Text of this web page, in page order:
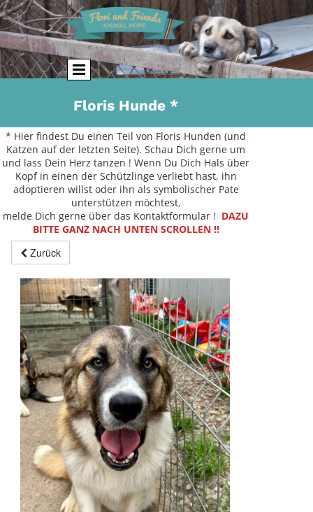
Floris Hunde *
* Hier findest Du einen Teil von Floris Hunden (und
Katzen auf der letzten Seite). Schau Dich gerne um
und lass Dein Herz tanzen ! Wenn Du Dich Hals über
Kopf in einen der Schützlinge verliebt hast, ihn
adoptieren willst oder ihn als symbolischer Pate
unterstützen möchtest,
melde Dich gerne über das Kontaktformular ! DAZU
BITTE GANZ NACH UNTEN SCROLLEN !!
Zurück